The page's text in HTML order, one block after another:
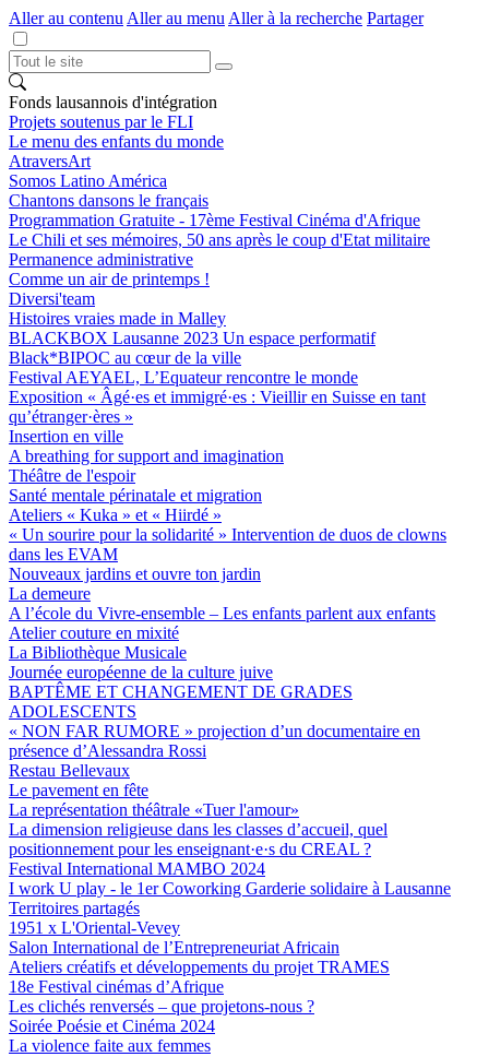
Aller au contenu Aller au menu Aller à la recherche Partager
Fonds lausannois d'intégration
Projets soutenus par le FLI
Le menu des enfants du monde
AtraversArt
Somos Latino América
Chantons dansons le français
Programmation Gratuite - 17ème Festival Cinéma d'Afrique
Le Chili et ses mémoires, 50 ans après le coup d'Etat militaire
Permanence administrative
Comme un air de printemps !
Diversi'team
Histoires vraies made in Malley
BLACKBOX Lausanne 2023 Un espace performatif
Black*BIPOC au cœur de la ville
Festival AEYAEL, L’Equateur rencontre le monde
Exposition « Âgé·es et immigré·es : Vieillir en Suisse en tant
qu’étranger·ères »
Insertion en ville
A breathing for support and imagination
Théâtre de l'espoir
Santé mentale périnatale et migration
Ateliers « Kuka » et « Hiirdé »
« Un sourire pour la solidarité » Intervention de duos de clowns
dans les EVAM
Nouveaux jardins et ouvre ton jardin
La demeure
A l’école du Vivre-ensemble – Les enfants parlent aux enfants
Atelier couture en mixité
La Bibliothèque Musicale
Journée européenne de la culture juive
BAPTÊME ET CHANGEMENT DE GRADES
ADOLESCENTS
« NON FAR RUMORE » projection d’un documentaire en
présence d’Alessandra Rossi
Restau Bellevaux
Le pavement en fête
La représentation théâtrale «Tuer l'amour»
La dimension religieuse dans les classes d’accueil, quel
positionnement pour les enseignant·e·s du CREAL ?
Festival International MAMBO 2024
I work U play - le 1er Coworking Garderie solidaire à Lausanne
Territoires partagés
1951 x L'Oriental-Vevey
Salon International de l’Entrepreneuriat Africain
Ateliers créatifs et développements du projet TRAMES
18e Festival cinémas d’Afrique
Les clichés renversés – que projetons-nous ?
Soirée Poésie et Cinéma 2024
La violence faite aux femmes